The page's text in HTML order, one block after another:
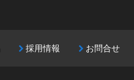
採用情報 お問合せ